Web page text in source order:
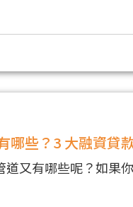
哪些？3 大融資貸
道又有哪些呢？如果